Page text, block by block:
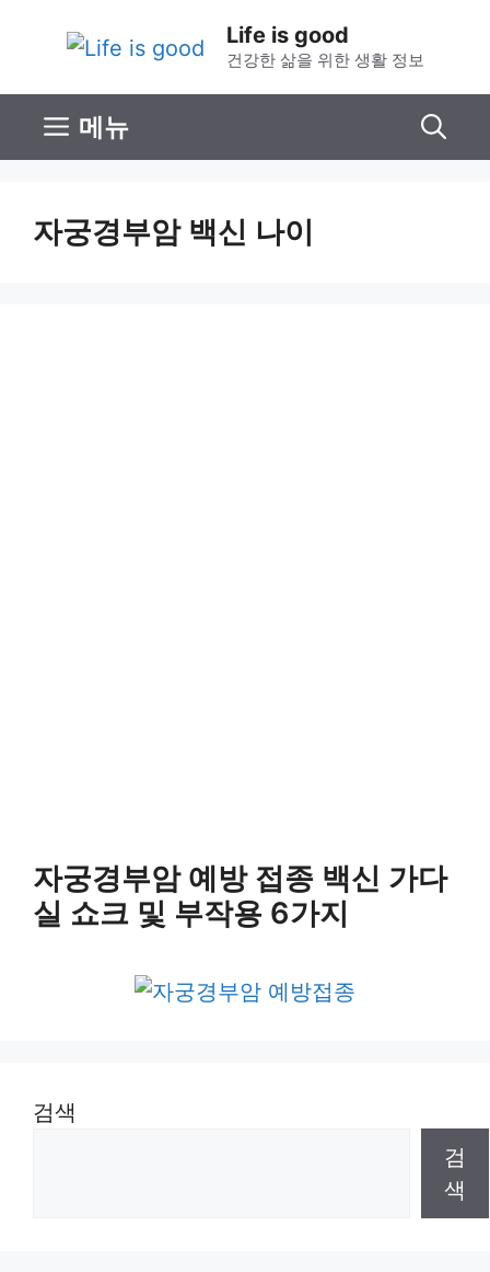
Life is good
건강한 삶을 위한 생활 정보
메뉴
자궁경부암 백신 나이
자궁경부암 예방 접종 백신 가다
실 쇼크 및 부작용 6가지
검색
검
색